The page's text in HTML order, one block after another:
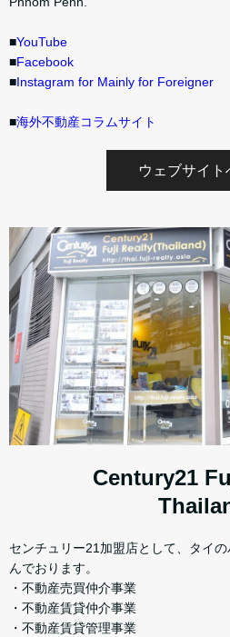
■YouTube
■Facebook
■Instagram for Mainly for Foreigner
■海外不動産コラムサイト
ウェブサイト
Century21
センチュリー21加盟店として、タイ
んでおります。
・不動産売買仲介事業
・不動産賃貸仲介事業
・不動産賃貸管理事業